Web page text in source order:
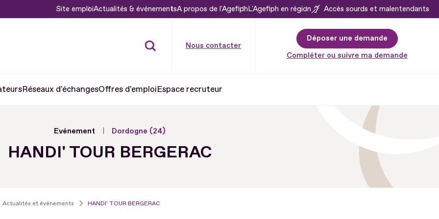
Site emploiActualités & événementsA propos de l'AgefiphL'Agefiph en région Accès sourds et malentendants
Nous contacter
Déposer une demande
Compléter ou suivre ma demande
Réseaux d'échangesOffres d'emploiEspace recruteur
Evénement Dordogne (24)
HANDI' TOUR BERGERAC
Actualités et événements HANDI' TOUR BERGERAC